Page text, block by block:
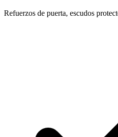
Refuerzos de puerta, escudos